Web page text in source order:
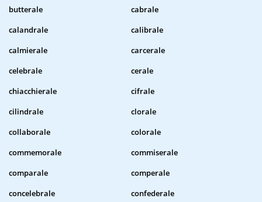
butterale
cabrale
calandrale
calibrale
calmierale
carcerale
celebrale
cerale
chiacchierale
cifrale
cilindrale
clorale
collaborale
colorale
commemorale
commiserale
comparale
comperale
concelebrale
confederale